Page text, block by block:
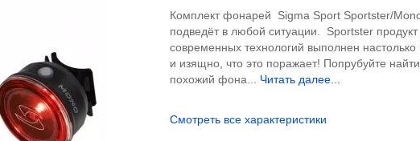
Комплект фонарей Sigma Sport Sportster/
подведёт в любой ситуации. Sportster продукт
современных технологий выполнен настолько
и изящно, что это поражает! Попрубуйте найти
похожий фона... Читать далее...
Смотреть все характеристики